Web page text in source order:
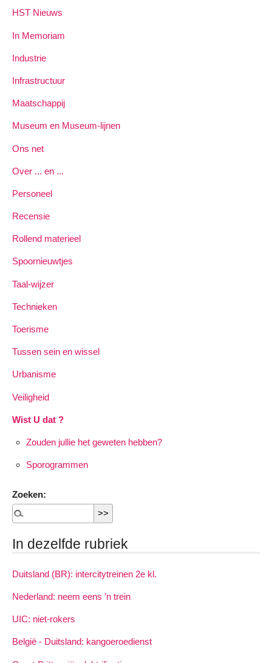
HST Nieuws
In Memoriam
Industrie
Infrastructuur
Maatschappij
Museum en Museum-lijnen
Ons net
Over ... en ...
Personeel
Recensie
Rollend materieel
Spoornieuwtjes
Taal-wijzer
Technieken
Toerisme
Tussen sein en wissel
Urbanisme
Veiligheid
Wist U dat ?
Zouden jullie het geweten hebben?
Sporogrammen
Zoeken:
In dezelfde rubriek
Duitsland (BR): intercitytreinen 2e kl.
Nederland: neem eens ’n trein
UIC: niet-rokers
België - Duitsland: kangoeroedienst